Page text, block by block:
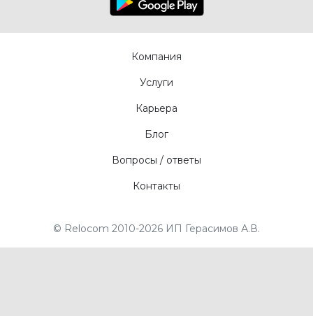
Компания
Услуги
Карьера
Блог
Вопросы / ответы
Контакты
© Relocom 2010-2026 ИП Герасимов А.В.